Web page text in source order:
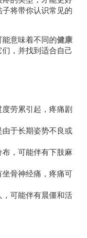
子将带你认识常见的
意味着不同的健康
，并找到适合自己
劳累引起，疼痛剧
于长期姿势不良或
，可能伴有下肢麻
骨神经痛，疼痛可
可能伴有晨僵和活